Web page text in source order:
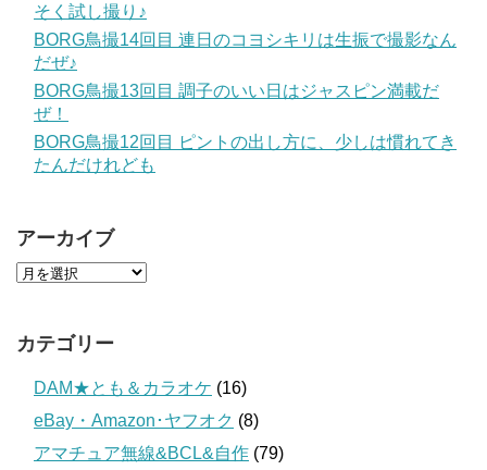
そく試し撮り♪
BORG鳥撮14回目 連日のコヨシキリは生振で撮影なん
だぜ♪
BORG鳥撮13回目 調子のいい日はジャスピン満載だ
ぜ！
BORG鳥撮12回目 ピントの出し方に、少しは慣れてき
たんだけれども
アーカイブ
カテゴリー
DAM★とも＆カラオケ (16)
eBay・Amazon･ヤフオク (8)
アマチュア無線&BCL&自作 (79)